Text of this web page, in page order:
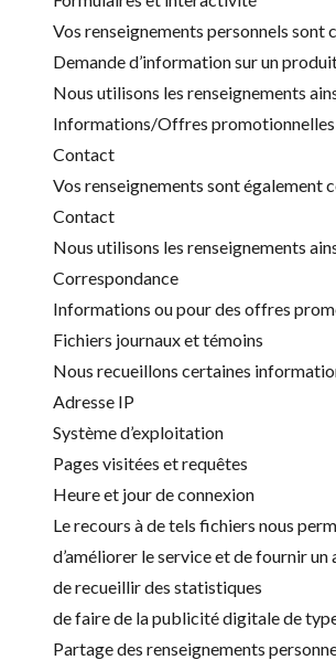
Vos renseignements personnels sont
Demande d’information sur un
Nous utilisons les renseignements
Informations/Offres promotionnelles
Contact
Vos renseignements sont également
Contact
Nous utilisons les renseignements
Correspondance
Informations ou pour des offres
Fichiers journaux et témoins
Nous recueillons certaines
Adresse IP
Système d’exploitation
Pages visitées et requêtes
Heure et jour de connexion
Le recours à de tels fichiers nous
d’améliorer le service et de fournir un
de recueillir des statistiques
de faire de la publicité digitale de
Partage des renseignements